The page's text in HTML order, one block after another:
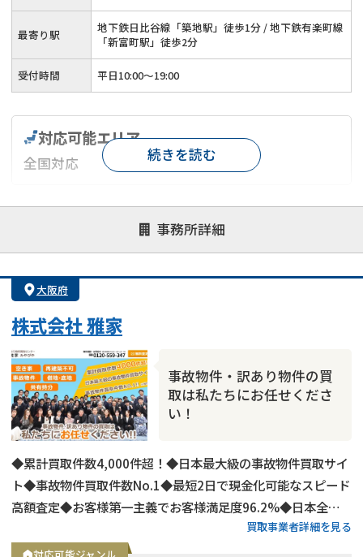
最寄り駅
地下鉄日比谷線「築地駅」徒歩1分 / 地下鉄有楽町線
「新富町駅」徒歩2分
受付時間 平日10:00～19:00
事務所詳細
対応可能エリア
全国対応
対応が親身 オンライン面談可能
レスポンスが早い
1億円以上の買取可
続きを読む
大阪府
株式会社 雅家
事故物件・訳あり物件の買
取は私たちにお任せくださ
い！
◆累計買取件数4,000件超！◆日本最大級の事故物件買取サイ
ト◆事故物件買取件数No.1◆最短2日で現金化可能なスピード
高額査定◆お客様第一主義でお客様満足度96.2%◆日本全国
買取事業者詳細を見る